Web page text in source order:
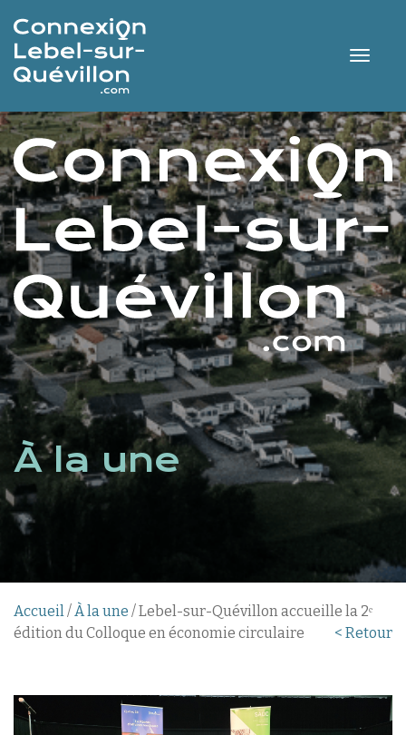
À la une
Accueil/À la une / Lebel-sur-Quévillon accueille la 2ᵉ
édition du Colloque en économie circulaire
< Retour